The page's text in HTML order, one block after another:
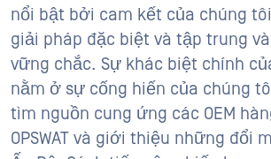
nổi bật bởi cam kết của chúng
giải pháp đặc biệt và tập trung
vững chắc. Sự khác biệt chính
nằm ở sự cống hiến của chúng
tìm nguồn cung ứng các OEM
OPSWAT và giới thiệu những đổi